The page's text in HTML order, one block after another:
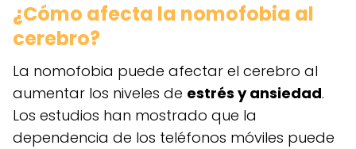
¿Cómo afecta la nomofobia al
cerebro?
La nomofobia puede afectar el cerebro al
aumentar los niveles de estrés y ansiedad.
Los estudios han mostrado que la
dependencia de los teléfonos móviles puede